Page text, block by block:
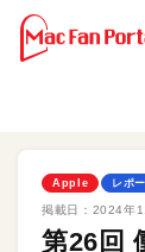
Apple レポ
掲載日： 2024年
第26回